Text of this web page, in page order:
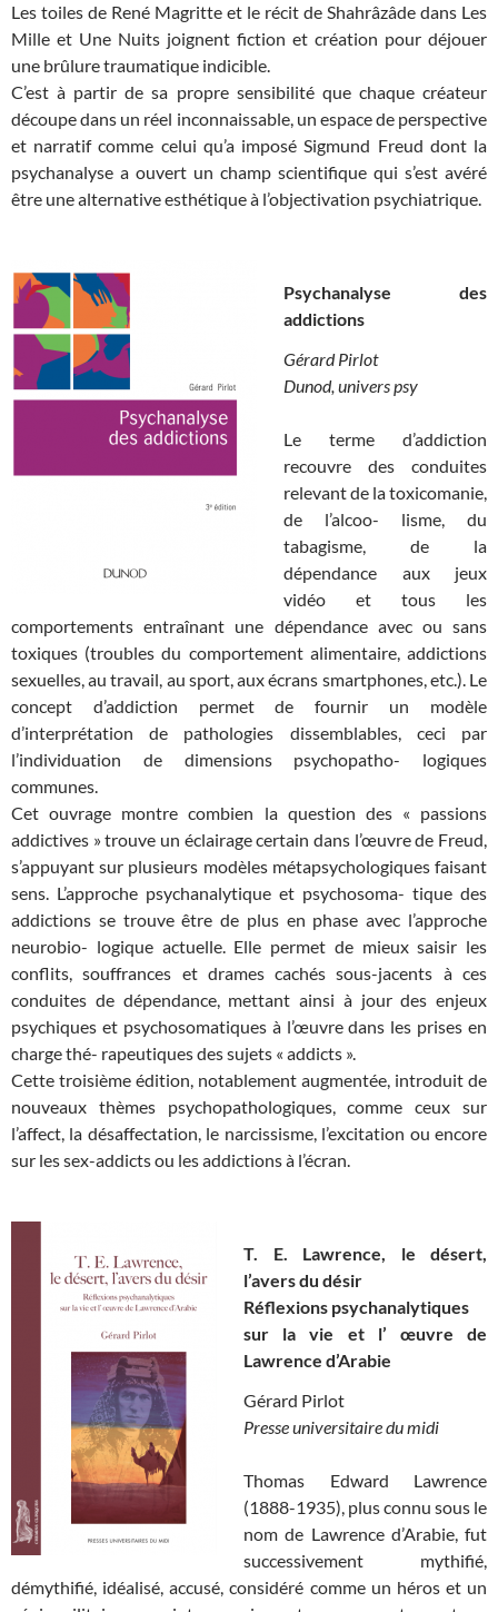
Les toiles de René Magritte et le récit de Shahrâzâde dans Les
Mille et Une Nuits joignent fiction et création pour déjouer
une brûlure traumatique indicible.
C’est à partir de sa propre sensibilité que chaque créateur
découpe dans un réel inconnaissable, un espace de perspective
et narratif comme celui qu’a imposé Sigmund Freud dont la
psychanalyse a ouvert un champ scientifique qui s’est avéré
être une alternative esthétique à l’objectivation psychiatrique.
Psychanalyse des
addictions
Gérard Pirlot
Dunod, univers psy
Le terme d’addiction
recouvre des conduites
relevant de la toxicomanie,
de l’alcoo- lisme, du
tabagisme, de la
dépendance aux jeux
vidéo et tous les
comportements entraînant une dépendance avec ou sans
toxiques (troubles du comportement alimentaire, addictions
sexuelles, au travail, au sport, aux écrans smartphones, etc.). Le
concept d’addiction permet de fournir un modèle
d’interprétation de pathologies dissemblables, ceci par
l’individuation de dimensions psychopatho- logiques
communes.
Cet ouvrage montre combien la question des « passions
addictives » trouve un éclairage certain dans l’œuvre de Freud,
s’appuyant sur plusieurs modèles métapsychologiques faisant
sens. L’approche psychanalytique et psychosoma- tique des
addictions se trouve être de plus en phase avec l’approche
neurobio- logique actuelle. Elle permet de mieux saisir les
conflits, souffrances et drames cachés sous-jacents à ces
conduites de dépendance, mettant ainsi à jour des enjeux
psychiques et psychosomatiques à l’œuvre dans les prises en
charge thé- rapeutiques des sujets « addicts ».
Cette troisième édition, notablement augmentée, introduit de
nouveaux thèmes psychopathologiques, comme ceux sur
l’affect, la désaffectation, le narcissisme, l’excitation ou encore
sur les sex-addicts ou les addictions à l’écran.
T. E. Lawrence, le désert,
l’avers du désir
Réflexions psychanalytiques
sur la vie et l’ œuvre de
Lawrence d’Arabie
Gérard Pirlot
Presse universitaire du midi
Thomas Edward Lawrence
(1888-1935), plus connu sous le
nom de Lawrence d’Arabie, fut
successivement mythifié,
démythifié, idéalisé, accusé, considéré comme un héros et un